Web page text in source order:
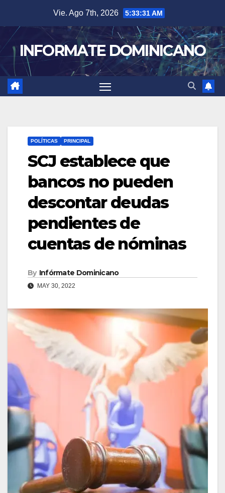
content
Vie. Ago 7th, 2026 5:33:32 AM
INFORMATE DOMINICANO
POLÍTICAS PRINCIPAL
SCJ establece que
bancos no pueden
descontar deudas
pendientes de
cuentas de nóminas
By Infórmate Dominicano
MAY 30, 2022